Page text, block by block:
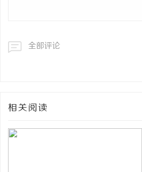
全部评论
相关阅读